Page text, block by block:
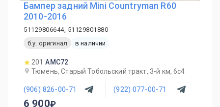
Бампер задний Mini Countryman R60
2010-2016
51129806644, 51129801880
б.у. оригинал
в наличии
201 AMC72
Тюмень, Старый Тобольский тракт, 3-й км, 6с4
(906) 826-00-71 (922) 077-00-71
6 900